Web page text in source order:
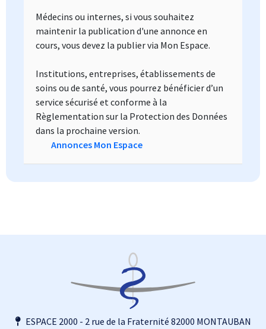
Médecins ou internes, si vous souhaitez
maintenir la publication d'une annonce en
cours, vous devez la publier via Mon Espace.
Institutions, entreprises, établissements de
soins ou de santé, vous pourrez bénéficier d’un
service sécurisé et conforme à la
Règlementation sur la Protection des Données
dans la prochaine version.
Annonces Mon Espace
ESPACE 2000 - 2 rue de la Fraternité 82000 MONTAUBAN